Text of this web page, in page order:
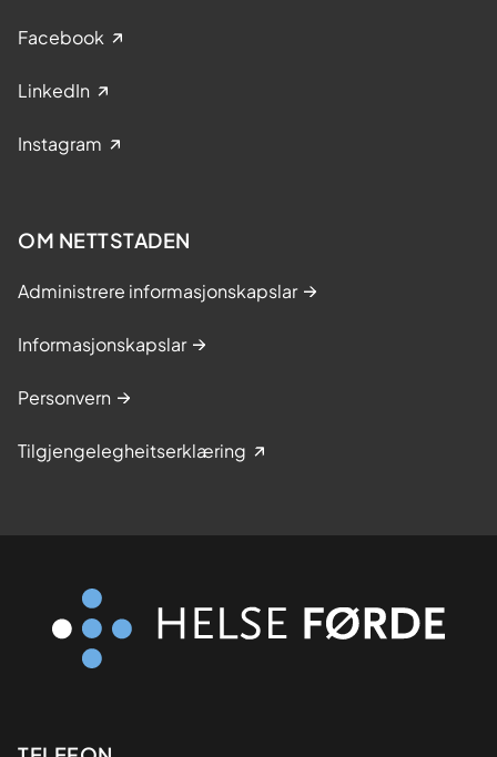
Facebook
LinkedIn
Instagram
OM NETTSTADEN
Administrere informasjonskapslar
Informasjonskapslar
Personvern
Tilgjengelegheitserklæring